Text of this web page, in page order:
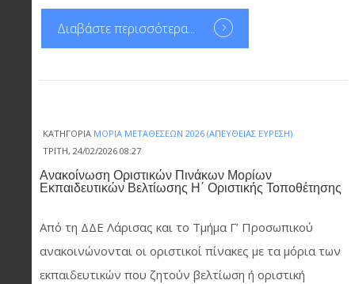
Διαβάστε περισσότερα...
ΚΑΤΗΓΟΡΊΑ ΜΌΡΙΑ ΜΕΤΑΘΈΣΕΩΝ 2026 (ΑΠΕΥΘΕΊΑΣ ΕΎΡΕΣΗ)
ΤΡΊΤΗ, 24/02/2026 08:27
Ανακοίνωση Οριστικών Πινάκων Μορίων
Εκπαιδευτικών Βελτίωσης Η΄ Οριστικής Τοποθέτησης
Από τη ΔΔΕ Λάρισας και το Τμήμα Γ’ Προσωπικού
ανακοινώνονται οι οριστικοί πίνακες με τα μόρια των
εκπαιδευτικών που ζητούν βελτίωση ή οριστική